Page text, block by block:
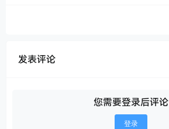
发表评论
您需要登录后评论
登录